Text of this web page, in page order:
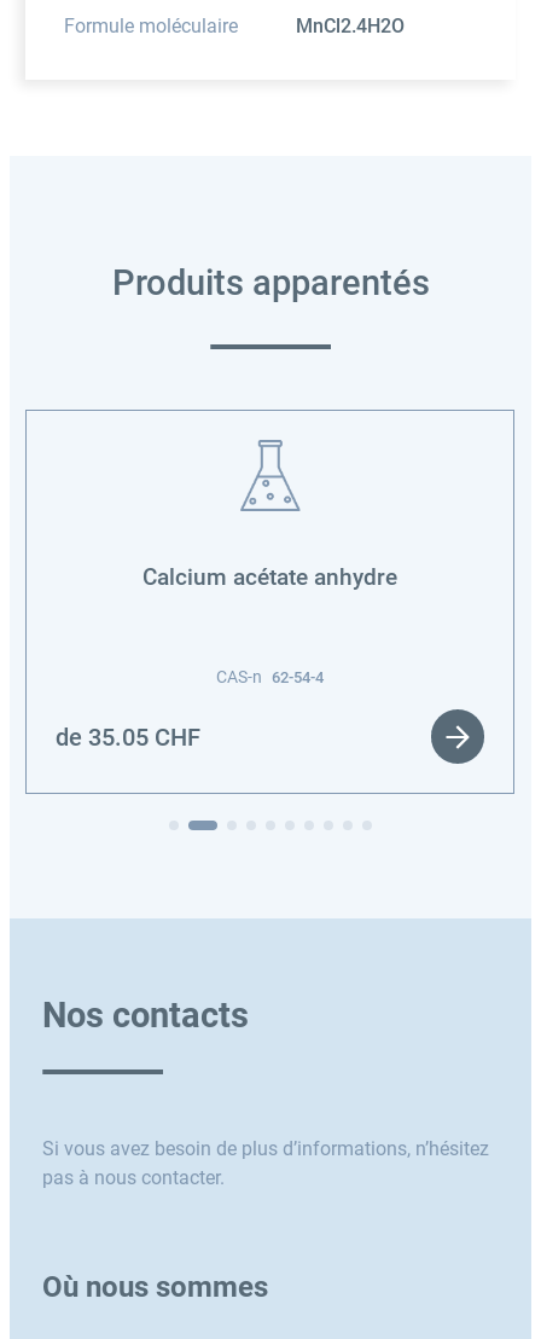
Formule moléculaire MnCl2.4H2O
Produits apparentés
Calcium acétate anhydre
CAS-n 62-54-4
de35.05 CHF
Nos contacts
Si vous avez besoin de plus d’informations, n’hésitez
pas à nous contacter.
Où nous sommes